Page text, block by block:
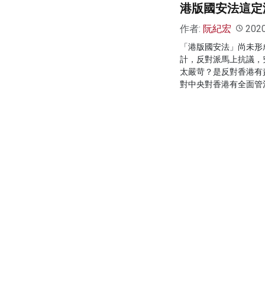
港版國安法這
作者: 阮紀宏
「港版國安法」尚未
計，反對派馬上抗議
太嚴苛？是反對香港
對中央對香港有全面管